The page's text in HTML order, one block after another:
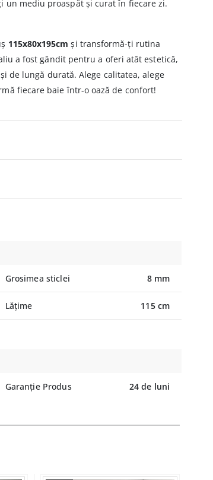
un mediu proaspăt și curat în fiecare zi.
115x80x195cm și transformă-ți rutina
a fost gândit pentru a oferi atât estetică,
de lungă durată. Alege calitatea, alege
fiecare baie într-o oază de confort!
Grosimea sticlei 8 mm
Lățime 115 cm
Garanție Produs 24 de luni